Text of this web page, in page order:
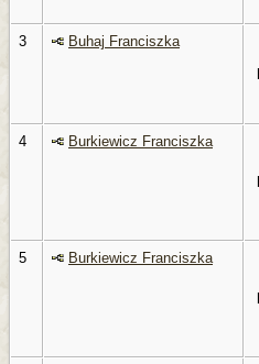
3
Buhaj Franciszka
4 Burkiewicz Franciszka
5 Burkiewicz Franciszka